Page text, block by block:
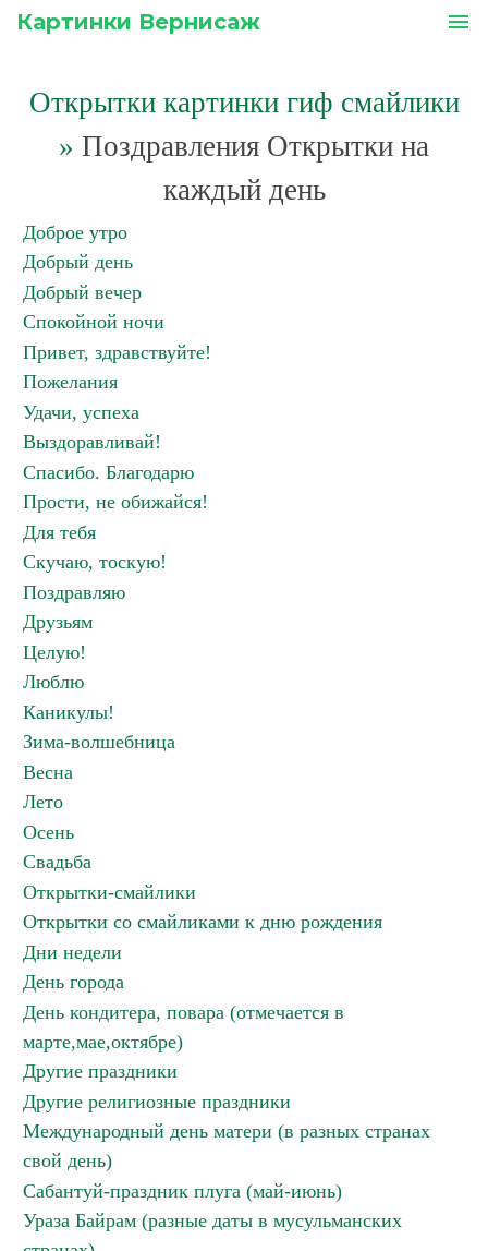
Картинки Вернисаж menu
Открытки картинки гиф смайлики
» Поздравления Открытки на
каждый день
Доброе утро
Добрый день
Добрый вечер
Спокойной ночи
Привет, здравствуйте!
Пожелания
Удачи, успеха
Выздоравливай!
Спасибо. Благодарю
Прости, не обижайся!
Для тебя
Скучаю, тоскую!
Поздравляю
Друзьям
Целую!
Люблю
Каникулы!
Зима-волшебница
Весна
Лето
Осень
Свадьба
Открытки-смайлики
Открытки со смайликами к дню рождения
Дни недели
День города
День кондитера, повара (отмечается в
марте,мае,октябре)
Другие праздники
Другие религиозные праздники
Международный день матери (в разных странах
свой день)
Сабантуй-праздник плуга (май-июнь)
Ураза Байрам (разные даты в мусульманских